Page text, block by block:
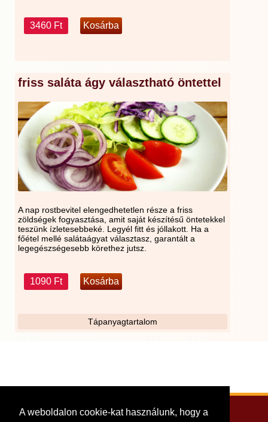
A weboldalon cookie-kat használunk, hogy a
3460 Ft
friss saláta ágy választható öntettel
A nap rostbevitel elengedhetetlen része a friss
zöldségek fogyasztása, amit saját készítésű öntetekkel
teszünk ízletesebbeké. Legyél fitt és jóllakott. Ha a
főétel mellé salátaágyat választasz, garantált a
legegészségesebb körethez jutsz.
1090 Ft
Tápanyagtartalom
Adatkezelési tájékoztató